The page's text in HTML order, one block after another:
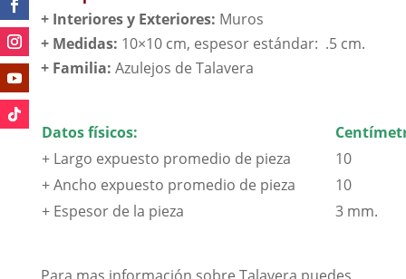
+ Interiores y Exteriores: Muros
+ Medidas: 10×10 cm, espesor estándar: .5 cm.
+ Familia: Azulejos de Talavera
Datos físicos:
+ Largo expuesto promedio de pieza
10
+ Ancho expuesto promedio de pieza
10
+ Espesor de la pieza
3 mm.